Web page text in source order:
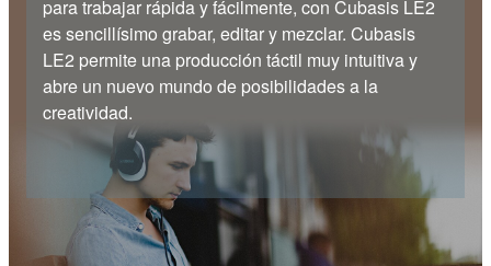
para trabajar rápida y fácilmente, con Cubasis LE2
es sencillísimo grabar, editar y mezclar. Cubasis
LE2 permite una producción táctil muy intuitiva y
abre un nuevo mundo de posibilidades a la
creatividad.